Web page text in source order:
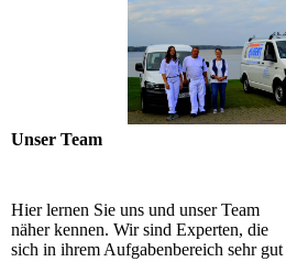
Unser Team
Hier lernen Sie uns und unser Team
näher kennen. Wir sind Experten, die
sich in ihrem Aufgabenbereich sehr gut